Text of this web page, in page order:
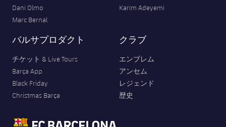
Dani Olmo
Marc Bernal
Karim Adeyemi
バルサプロダクト
チケット & Live Tours
Barça App
Black Friday
Christmas Barça
クラブ
エンブレム
アンセム
レジェンド
歴史